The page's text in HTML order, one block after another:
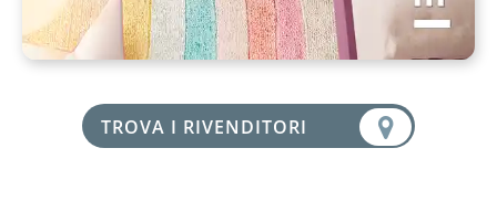
TROVA I RIVENDITORI